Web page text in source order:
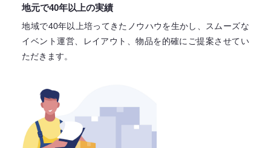
地元で40年以上の実績
地域で40年以上培ってきたノウハウを生かし、スムーズな
イベント運営、レイアウト、物品を的確にご提案させてい
ただきます。